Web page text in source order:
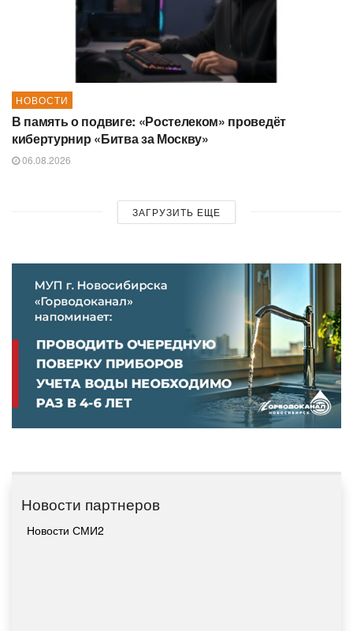
НОВОСТИ
В память о подвиге: «Ростелеком» проведёт
кибертурнир «Битва за Москву»
06.08.2026
ЗАГРУЗИТЬ ЕЩЕ
Новости партнеров
Новости СМИ2